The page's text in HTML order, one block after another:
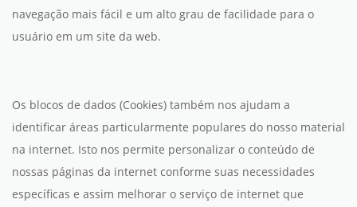
navegação mais fácil e um alto grau de facilidade para o
usuário em um site da web.
Os blocos de dados (Cookies) também nos ajudam a
identificar áreas particularmente populares do nosso material
na internet. Isto nos permite personalizar o conteúdo de
nossas páginas da internet conforme suas necessidades
específicas e assim melhorar o serviço de internet que